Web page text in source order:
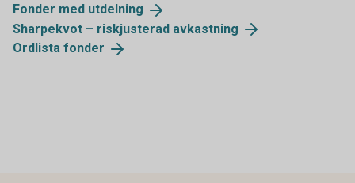
Fonder med utdelning
Sharpekvot – riskjusterad avkastning
Ordlista fonder